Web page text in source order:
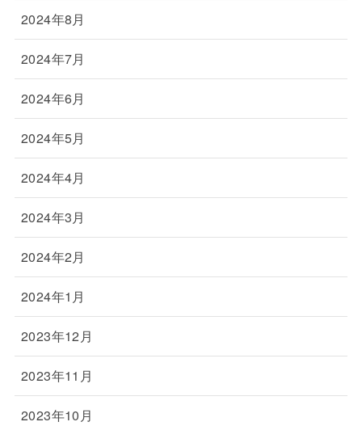
2024年8月
2024年7月
2024年6月
2024年5月
2024年4月
2024年3月
2024年2月
2024年1月
2023年12月
2023年11月
2023年10月